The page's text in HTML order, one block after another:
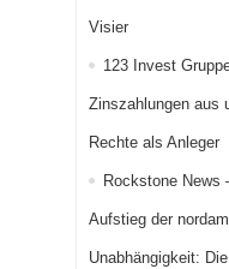
Visier
123 Invest
Zinszahlungen aus
Rechte als Anleger
Rockstone News
Aufstieg der
Unabhängigkeit: